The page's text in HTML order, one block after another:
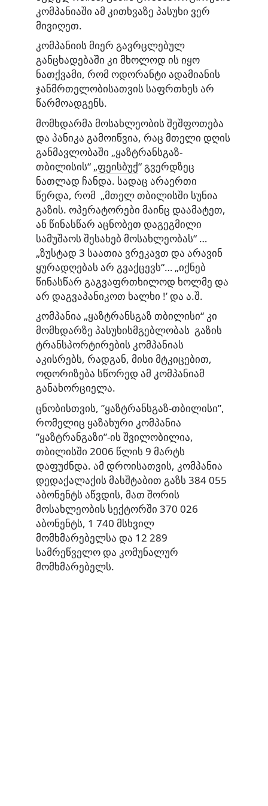
კომპანიაში ამ კითხვაზე პასუხი ვერ
მივიღეთ.
კომპანიის მიერ გავრცლებულ
განცხადებაში კი მხოლოდ ის იყო
ნათქვამი, რომ ოდორანტი ადამიანის
ჯანმრთელობისათვის საფრთხეს არ
წარმოადგენს.
მომხდარმა მოსახლეობის შეშფოთება
და პანიკა გამოიწვია, რაც მთელი დღის
განმავლობაში „ყაზტრანსგაზ-
თბილისის“ „ფეისბუქ“ გვერდზეც
ნათლად ჩანდა. სადაც არაერთი
წერდა, რომ „მთელ თბილისში სუნია
გაზის. ოპერატორები მაინც დაამატეთ,
ან წინასწარ აცნობეთ დაგეგმილი
სამუშაოს შესახებ მოსახლეობას“ …
„ზუსტად 3 საათია ვრეკავთ და არავინ
ყურადღებას არ გვაქცევს“… „იქნებ
წინასწარ გაგვაფრთხილოდ ხოლმე და
არ დაგვაპანიკოთ ხალხი !’ და ა.შ.
კომპანია „ყაზტრანსგაზ თბილისი“ კი
მომხდარზე პასუხისმგებლობას გაზის
ტრანსპორტირების კომპანიას
აკისრებს, რადგან, მისი მტკიცებით,
ოდორიზება სწორედ ამ კომპანიამ
განახორციელა.
ცნობისთვის, ”ყაზტრანსგაზ-თბილისი”,
რომელიც ყაზახური კომპანია
”ყაზტრანგაზი”-ის შვილობილია,
თბილისში 2006 წლის 9 მარტს
დაფუძნდა. ამ დროისათვის, კომპანია
დედაქალაქის მასშტაბით გაზს 384 055
აბონენტს აწვდის, მათ შორის
მოსახლეობის სექტორში 370 026
აბონენტს, 1 740 მსხვილ
მომხმარებელსა და 12 289
სამრეწველო და კომუნალურ
მომხმარებელს.